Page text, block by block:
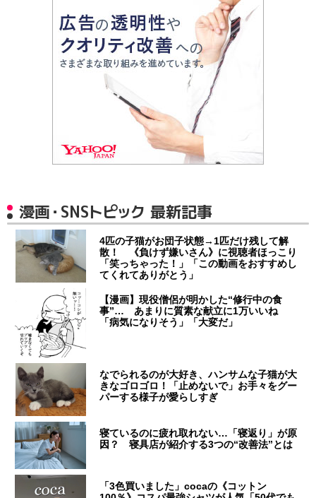
漫画・SNSトピック 最新記事
4匹の子猫がお団子状態→1匹だけ残して解
散！ 《負けず嫌いさん》に視聴者ほっこり
「笑っちゃった！」「この動画をおすすめし
てくれてありがとう」
【漫画】現役僧侶が明かした“修行中の食
事”… あまりに質素な献立に1万いいね
「病気になりそう」「大変だ」
なでられるのが大好き、ハンサムな子猫が大
きなゴロゴロ！「止めないで」お手々をグー
パーする様子が愛らしすぎ
寝ているのに疲れ取れない…「寝返り」が原
因？ 寝具店が紹介する3つの“改善法”とは
「3色買いました」cocaの《コットン